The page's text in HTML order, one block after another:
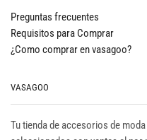
Preguntas frecuentes
Requisitos para Comprar
¿Como comprar en vasagoo?
VASAGOO
Tu tienda de accesorios de